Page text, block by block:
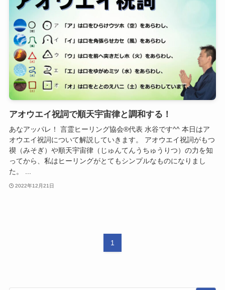
アオウエイ祝詞で順天宇宙律と調和する！
あなアッパレ！ 言霊ヒーリング協会®代表 水谷です^^ 本日はア
オウエイ祝詞について解説していきます。 アオウエイ祝詞がもつ
禊（みそぎ）や順天宇宙律（じゅんてんうちゅうりつ）の力を知
ってから、私はヒーリングがとてもシンプルなものになりまし
た。 ...
2022年12月21日
1